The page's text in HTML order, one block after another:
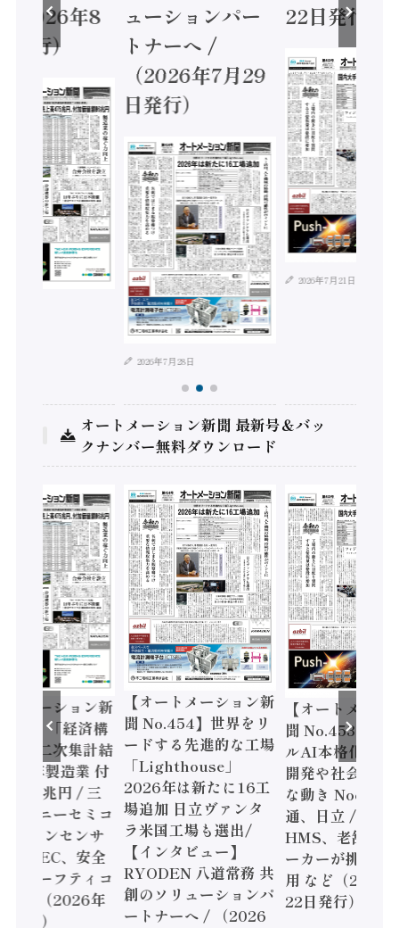
2026年8
発行）
ューションパー
トナーへ /
（2026年7月29
日発行）
2026年7月28日
22日発行）
2026年7月21日
オートメーション新聞 最新号＆バッ
クナンバー無料ダウンロード
【オートメーション新
聞 No.454】世界をリ
ードする先進的な工場
「Lighthouse」
2026年は新たに16工
場追加 日立ヴァンタ
ラ米国工場も選出/
【インタビュー】
RYODEN 八道常務 共
創のソリューションパ
ートナーへ / （2026
【オートメーション新
聞 No.453】フィジカ
ルAI本格化へ 国産AI
開発や社会実装に活発
な動き Noetra、富士
通、日立 / 兵神装備 ×
HMS、老舗ポンプメ
ーカーが挑むデータ活
用 など（2026年7月
22日発行）
【オート
聞
ェル「ス
ファクチ
書2026」
ピード感
ソニック
リー、モ
強化 / オ
安全設計